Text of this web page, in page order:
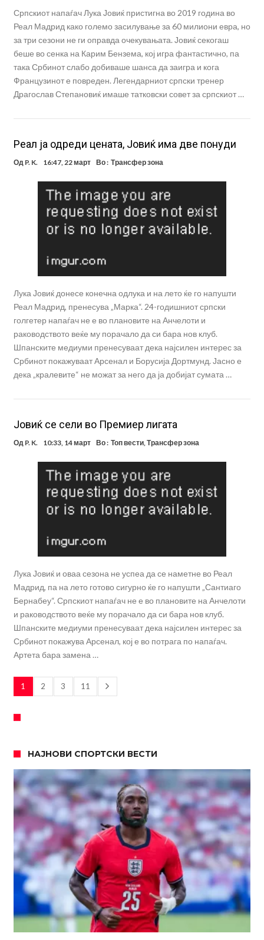
Српскиот напаѓач Лука Јовиќ пристигна во 2019 година во
Реал Мадрид како големо засилување за 60 милиони евра, но
за три сезони не ги оправда очекувањата. Јовиќ секогаш
беше во сенка на Карим Бензема, кој игра фантастично, па
така Србинот слабо добиваше шанса да заигра и кога
Французинот е повреден. Легендарниот српски тренер
Драгослав Степановиќ имаше татковски совет за српскиот …
Реал ја одреди цената, Јовиќ има две понуди
Од P. K. 16:47, 22 март Во : Трансфер зона
Лука Јовиќ донесе конечна одлука и на лето ќе го напушти
Реал Мадрид, пренесува „Марка“. 24-годишниот српски
голгетер напаѓач не е во плановите на Анчелоти и
раководството веќе му порачало да си бара нов клуб.
Шпанските медиуми пренесуваат дека најсилен интерес за
Србинот покажуваат Арсенал и Борусија Дортмунд. Јасно е
дека „кралевите“ не можат за него да ја добијат сумата …
Јовиќ се сели во Премиер лигата
Од P. K. 10:33, 14 март Во : Топ вести,Трансфер зона
Лука Јовиќ и оваа сезона не успеа да се наметне во Реал
Мадрид, па на лето готово сигурно ќе го напушти „Сантиаго
Бернабеу“. Српскиот напаѓач не е во плановите на Анчелоти
и раководството веќе му порачало да си бара нов клуб.
Шпанските медиуми пренесуваат дека најсилен интерес за
Србинот покажува Арсенал, кој е во потрага по напаѓач.
Артета бара замена …
1 2 3 11
НАЈНОВИ СПОРТСКИ ВЕСТИ